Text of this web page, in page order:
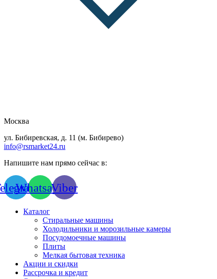
Москва
ул. Бибиревская, д. 11 (м. Бибирево)
info@rsmarket24.ru
Напишите нам прямо сейчас в:
WhatsappViber
Каталог
Стиральные машины
Холодильники и морозильные камеры
Посудомоечные машины
Плиты
Мелкая бытовая техника
Акции и скидки
Рассрочка и кредит